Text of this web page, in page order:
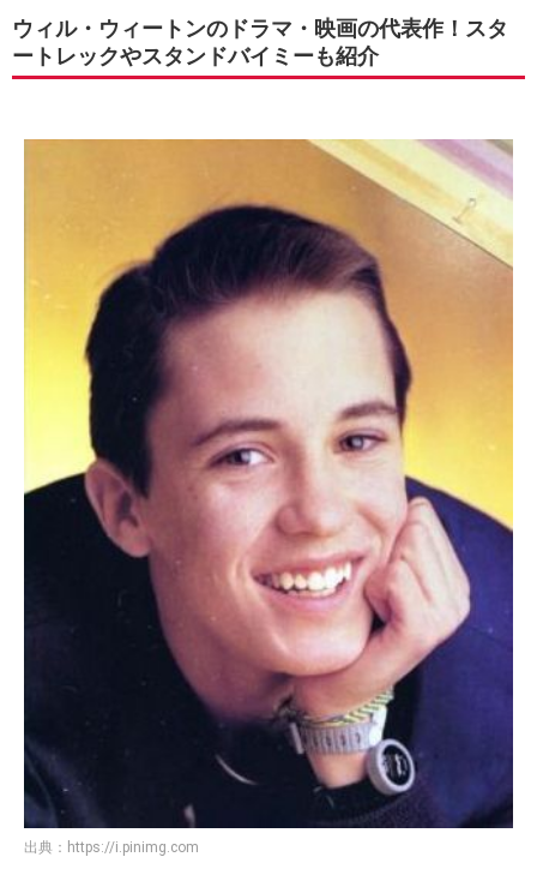
ウィル・ウィートンのドラマ・映画の代表作！スタ
ートレックやスタンドバイミーも紹介
出典： https://i.pinimg.com